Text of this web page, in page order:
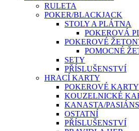
RULETA
POKER/BLACKJACK
STOLY A PLÁTNA
POKEROVÁ
POKEROVÉ
POMOCNÉ
SETY
PŘÍSLUŠENSTVÍ
HRACÍ KARTY
POKEROVÉ KARTY
KOUZELNICKÉ
KANASTA/PASIÁNS
OSTATNÍ
PŘÍSLUŠENSTVÍ